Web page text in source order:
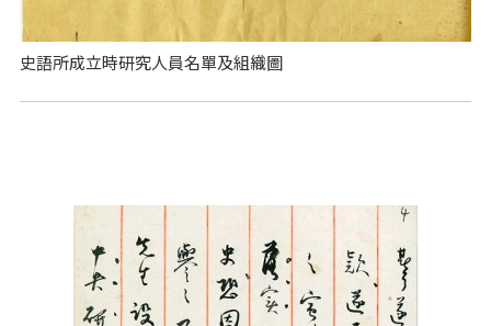
史語所成立時研究人員名單及組織圖